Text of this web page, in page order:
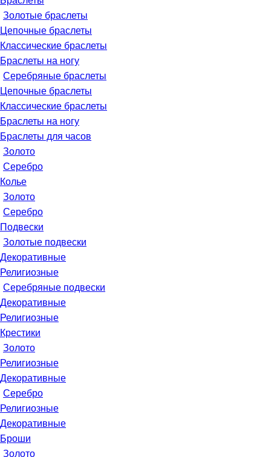
Золотые браслеты
Цепочные браслеты
Классические браслеты
Браслеты на ногу
Серебряные браслеты
Цепочные браслеты
Классические браслеты
Браслеты на ногу
Браслеты для часов
Золото
Серебро
Колье
Золото
Серебро
Подвески
Золотые подвески
Декоративные
Религиозные
Серебряные подвески
Декоративные
Религиозные
Крестики
Золото
Религиозные
Декоративные
Серебро
Религиозные
Декоративные
Броши
Золото